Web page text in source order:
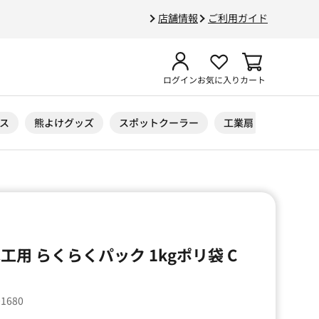
店舗情報 ご利用ガイド
ログインお気に入りカート
熊よけグッズ スポットクーラー 工業扇
用 らくらくパック 1kgポリ袋 C